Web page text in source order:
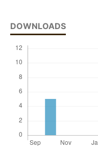
DOWNLOADS